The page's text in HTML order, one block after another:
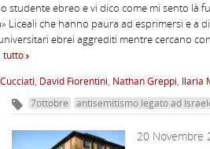
studente ebreo e vi dico come mi sento là
Liceali che hanno paura ad esprimersi e a
ebrei aggrediti mentre cercano
tutto
, David Fiorentini, Nathan Greppi, Ilaria
7ottobre antisemitismo legato ad
20 Novembre